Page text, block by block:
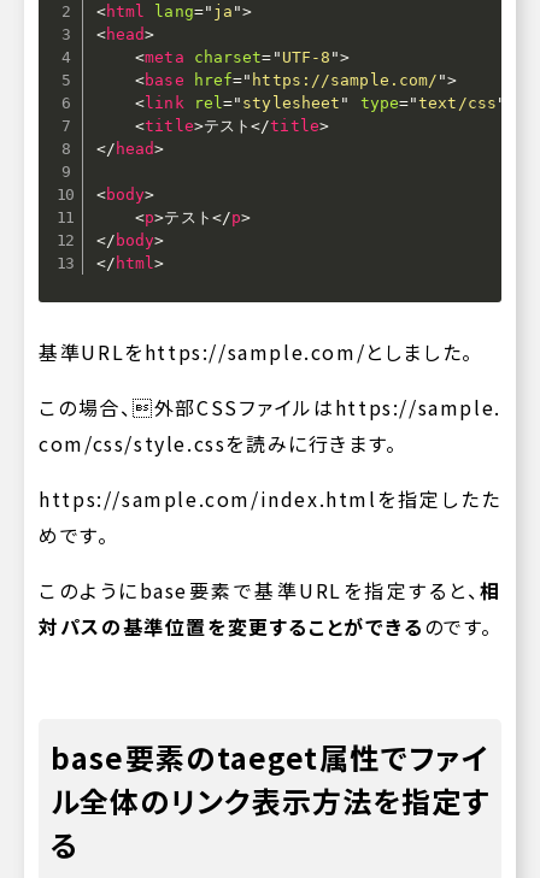
<html lang=" ja ">
<head>
<meta charset= " UTF-8 ">
<base href=" https://sample.com/ ">
< link rel=" stylesheet " type="text/css "
<title>テスト</title>
</ head>
<body>
<p>テスト </p>
</ body>
</ html>
基準URLをhttps://sample.com/としました。
この場合、外部CSSファイルはhttps://sample.
com/css/style.cssを読みに行きます。
https://sample.com/index.htmlを指定したた
めです。
このようにbase要素で基準URLを指定すると、相
対パスの基準位置を変更することができるのです。
base要素のtaeget属性でファイ
ル全体のリンク表示方法を指定す
る